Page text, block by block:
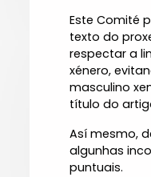
Este Comité
texto do
respectar a
xénero,
masculino
título do
Así mesmo,
algunhas
puntuais.